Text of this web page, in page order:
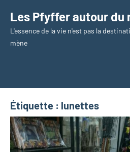
contenu
Les Pfyffer autour du
L'essence de la vie n'est pas la
mène
Étiquette : lunettes